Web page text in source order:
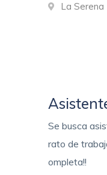
La Serena
Se busca
rato de
ompleta!!